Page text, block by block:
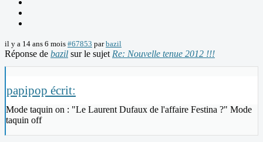
il y a 14 ans 6 mois #67853 parbazil
Réponse de bazil sur le sujet Re: Nouvelle tenue 2012 !!!
papipop écrit:
Mode taquin on : "Le Laurent Dufaux de l'affaire Festina ?" Mode
taquin off